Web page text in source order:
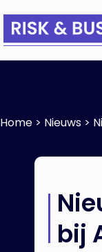
Home > Nieuws >
bij